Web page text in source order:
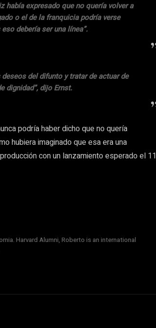
había expresado que no quería volver a
o el de la franquicia podría verse
debería ser una línea”.
del difunto y tratar de actuar de
dignidad”, dijo Ernst.
podría haber dicho que no quería
hubiera imaginado que esa era una
con un lanzamiento esperado el 11
Harvard Alumni, Roberto is an international